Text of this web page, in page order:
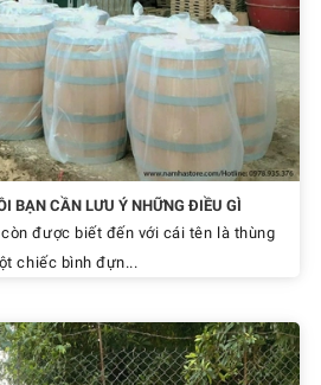
BẠN CẦN LƯU Ý NHỮNG ĐIỀU GÌ
được biết đến với cái tên là thùng
chiếc bình đựn...